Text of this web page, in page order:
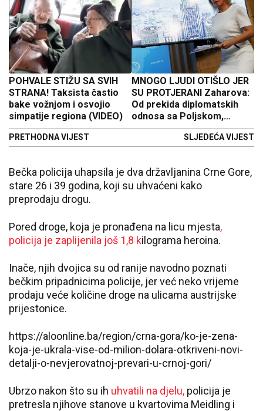
POHVALE STIŽU SA SVIH
STRANA! Taksista častio
bake vožnjom i osvojio
simpatije regiona (VIDEO)
PRETHODNA VIJEST
MNOGO LJUDI OTIŠLO JER
SU PROTJERANI Zaharova:
Od prekida diplomatskih
odnosa sa Poljskom,
najviše bi stradali Rusi
SLJEDEĆA VIJEST
Bečka policija uhapsila je dva državljanina Crne Gore,
stare 26 i 39 godina, koji su uhvaćeni kako
preprodaju drogu.
Pored droge, koja je pronađena na licu mjesta,
policija je zaplijenila još 1,8 kilograma heroina.
Inače, njih dvojica su od ranije navodno poznati
bečkim pripadnicima policije, jer već neko vrijeme
prodaju veće količine droge na ulicama austrijske
prijestonice.
https://aloonline.ba/region/crna-gora/ko-je-zena-
koja-je-ukrala-vise-od-milion-dolara-otkriveni-novi-
detalji-o-nevjerovatnoj-prevari-u-crnoj-gori/
Ubrzo nakon što su ih uhvatili na djelu, policija je
pretresla njihove stanove u kvartovima Meidling i